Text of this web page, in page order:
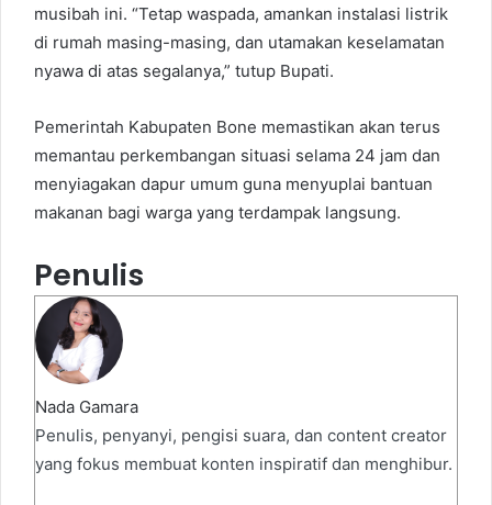
musibah ini. “Tetap waspada, amankan instalasi listrik
di rumah masing-masing, dan utamakan keselamatan
nyawa di atas segalanya,” tutup Bupati.
Pemerintah Kabupaten Bone memastikan akan terus
memantau perkembangan situasi selama 24 jam dan
menyiagakan dapur umum guna menyuplai bantuan
makanan bagi warga yang terdampak langsung.
Penulis
Nada Gamara
Penulis, penyanyi, pengisi suara, dan content creator
yang fokus membuat konten inspiratif dan menghibur.